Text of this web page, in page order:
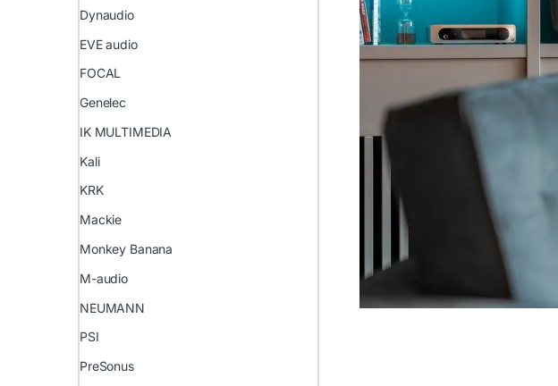
Dynaudio
EVE audio
FOCAL
Genelec
IK MULTIMEDIA
Kali
KRK
Mackie
Monkey Banana
M-audio
NEUMANN
PSI
PreSonus